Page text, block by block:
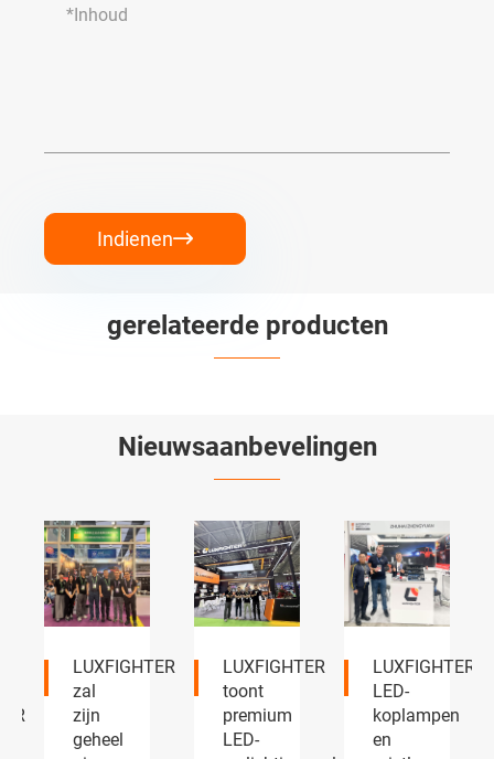
Indienen
gerelateerde producten
Nieuwsaanbevelingen
LUXFIGHTER
zal
zijn
geheel
LUXFIGHTER
toont
premium
LED-
LUXFIGHTER
LED-
koplampen
en